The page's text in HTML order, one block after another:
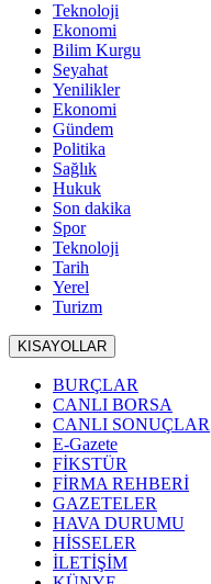
Teknoloji
Ekonomi
Bilim Kurgu
Seyahat
Yenilikler
Ekonomi
Gündem
Politika
Sağlık
Hukuk
Son dakika
Spor
Teknoloji
Tarih
Yerel
Turizm
KISAYOLLAR
BURÇLAR
CANLI BORSA
CANLI SONUÇLAR
E-Gazete
FİKSTÜR
FİRMA REHBERİ
GAZETELER
HAVA DURUMU
HİSSELER
İLETİŞİM